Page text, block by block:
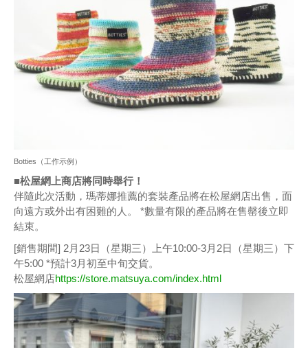
Botties（工作示例）
■松屋網上商店將同時舉行！
伴隨此次活動，瑪蒂娜推薦的套裝產品將在松屋網店出售，面
向遠方或外出有困難的人。 *數量有限的產品將在售罄後立即
結束。
[銷售期間] 2月23日（星期三）上午10:00-3月2日（星期三）下
午5:00 *預計3月初至中旬交貨。
松屋網店https://store.matsuya.com/index.html